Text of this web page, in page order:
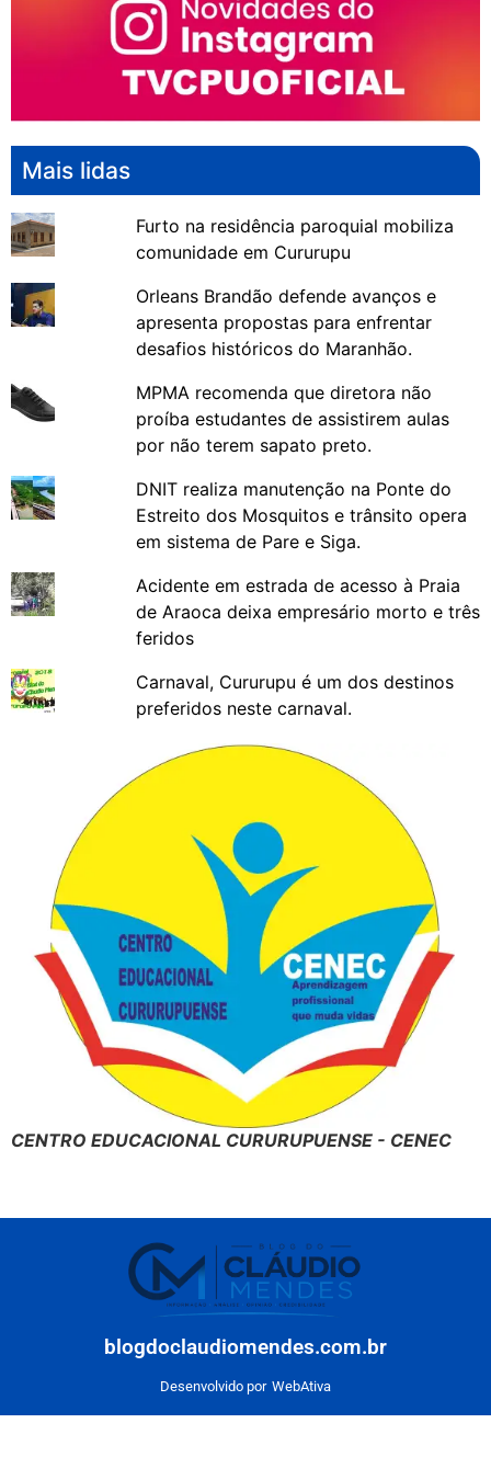
Mais lidas
Furto na residência paroquial mobiliza
comunidade em Cururupu
Orleans Brandão defende avanços e
apresenta propostas para enfrentar
desafios históricos do Maranhão.
MPMA recomenda que diretora não
proíba estudantes de assistirem aulas
por não terem sapato preto.
DNIT realiza manutenção na Ponte do
Estreito dos Mosquitos e trânsito opera
em sistema de Pare e Siga.
Acidente em estrada de acesso à Praia
de Araoca deixa empresário morto e três
feridos
Carnaval, Cururupu é um dos destinos
preferidos neste carnaval.
CENTRO EDUCACIONAL CURURUPUENSE - CENEC
blogdoclaudiomendes.com.br
Desenvolvido por WebAtiva